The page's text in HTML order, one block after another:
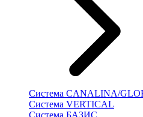
Система CANALINA/
Система VERTICAL
Система БАЗИС